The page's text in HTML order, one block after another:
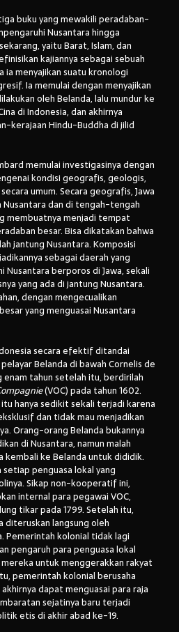
buku yang mewakili peradaban-
Nusantara hingga
yaitu Barat, Islam, dan
kajiannya sebagai sebuah
ia menyajikan suatu kronologi
Ia memulai dengan menyajikan
oleh Belanda, lalu mundur ke
di Indonesia, dan akhirnya
kerajaan Hindu-Buddha di jilid
memulai investigasinya dengan
kondisi geografis, geologis,
umum. Secara geografis, Jawa
dan di tengah-tengah
membuatnya menjadi tempat
besar. Bisa dikatakan bahwa
jantung Nusantara. Komposisi
sebagai daerah yang
Nusantara berporos di Jawa, sekali
yang ada di jantung Nusantara.
dengan mengecualikan
yang menguasai Nusantara
secara efektif ditandai
Belanda di bawah Cornelis de
enam tahun setelah itu, berdirilah
(VOC) pada tahun 1602.
hanya sedikit sekali terjadi karena
dan tidak mau menjadikan
Orang-orang Belanda bukannya
di Nusantara, namun malah
kembali ke Belanda untuk dididik.
penguasa lokal yang
Sikap non-kooperatif ini,
internal para pegawai VOC,
tikar pada 1799. Setelah itu,
diteruskan langsung oleh
Pemerintah kolonial tidak lagi
pengaruh para penguasa lokal
untuk menggerakkan rakyat
pemerintah kolonial berusaha
dapat menguasai para raja
sejatinya baru terjadi
etis di akhir abad ke-19.